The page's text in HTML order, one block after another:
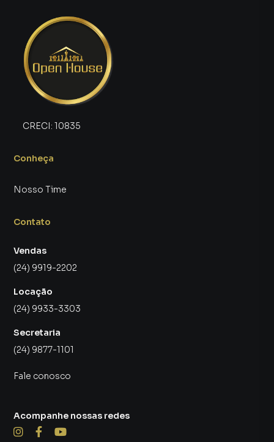
CRECI: 10835
Conheça
Nosso Time
Contato
Vendas
(24) 9919-2202
Locação
(24) 9933-3303
Secretaria
(24) 9877-1101
Fale conosco
Acompanhe nossas redes